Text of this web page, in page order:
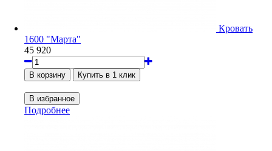
Кровать
1600 "Марта"
45 920
Подробнее